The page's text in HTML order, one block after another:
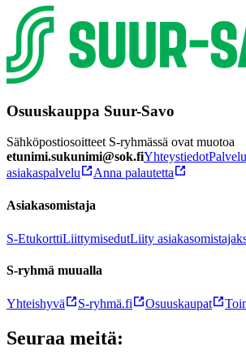
Osuuskauppa Suur-Savo
Sähköpostiosoitteet S-ryhmässä ovat muotoa
etunimi.sukunimi@sok.fiYhteystiedot
asiakaspalvelu
Anna palautetta
Asiakasomistaja
S-EtukorttiLiittymisedutLiity
S-ryhmä muualla
Yhteishyvä S-ryhmä.fi Osuuskaupat
Seuraa meitä: